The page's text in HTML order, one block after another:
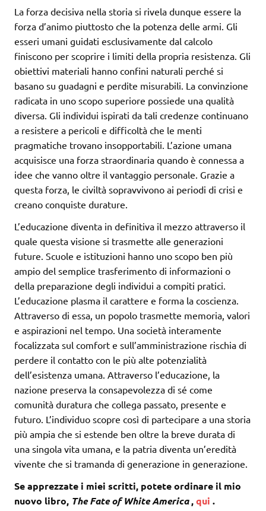
La forza decisiva nella storia si rivela dunque essere la
forza d’animo piuttosto che la potenza delle armi. Gli
esseri umani guidati esclusivamente dal calcolo
finiscono per scoprire i limiti della propria resistenza. Gli
obiettivi materiali hanno confini naturali perché si
basano su guadagni e perdite misurabili. La convinzione
radicata in uno scopo superiore possiede una qualità
diversa. Gli individui ispirati da tali credenze continuano
a resistere a pericoli e difficoltà che le menti
pragmatiche trovano insopportabili. L’azione umana
acquisisce una forza straordinaria quando è connessa a
idee che vanno oltre il vantaggio personale. Grazie a
questa forza, le civiltà sopravvivono ai periodi di crisi e
creano conquiste durature.
L’educazione diventa in definitiva il mezzo attraverso il
quale questa visione si trasmette alle generazioni
future. Scuole e istituzioni hanno uno scopo ben più
ampio del semplice trasferimento di informazioni o
della preparazione degli individui a compiti pratici.
L’educazione plasma il carattere e forma la coscienza.
Attraverso di essa, un popolo trasmette memoria, valori
e aspirazioni nel tempo. Una società interamente
focalizzata sul comfort e sull’amministrazione rischia di
perdere il contatto con le più alte potenzialità
dell’esistenza umana. Attraverso l’educazione, la
nazione preserva la consapevolezza di sé come
comunità duratura che collega passato, presente e
futuro. L’individuo scopre così di partecipare a una storia
più ampia che si estende ben oltre la breve durata di
una singola vita umana, e la patria diventa un’eredità
vivente che si tramanda di generazione in generazione.
Se apprezzate i miei scritti, potete ordinare il mio
nuovo libro, The Fate of White America,qui .